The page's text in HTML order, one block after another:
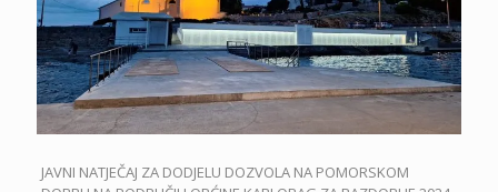
JAVNI NATJEČAJ ZA DODJELU DOZVOLA NA POMORSKOM